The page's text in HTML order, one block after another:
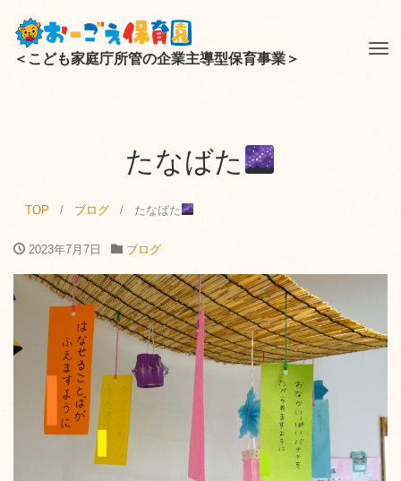
＜こども家庭庁所管の企業主導型保育事業＞
たなばた
TOP ブログ たなばた
2023年7月7日 ブログ